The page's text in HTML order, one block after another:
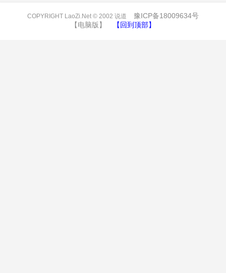
COPYRIGHT LaoZi.Net © 2002 说道
豫ICP备18009634号
【电脑版】
【回到顶部】